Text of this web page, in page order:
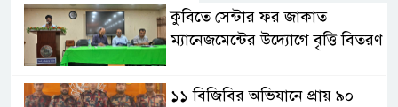
কুবিতে সেন্টার ফর জাকাত
ম্যানেজমেন্টের উদ্যোগে বৃত্তি বিতরণ
১১ বিজিবির অভিযানে প্রায় ৯০